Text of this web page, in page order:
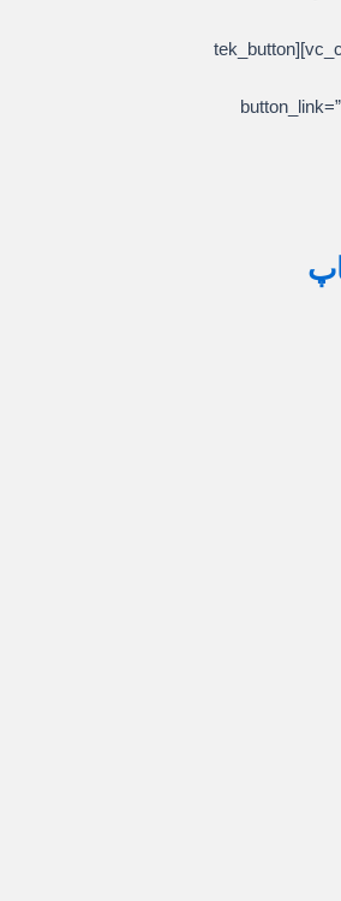
[/vc_column_text][/vc_column][/vc_row][vc_row][vc_column][tek_button